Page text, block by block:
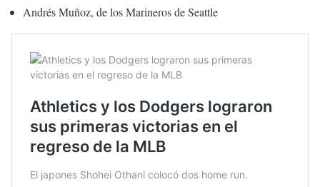
Andrés Muñoz, de los Marineros de Seattle